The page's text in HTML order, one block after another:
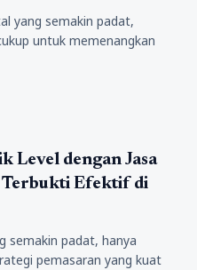
yang semakin padat,
untuk memenangkan
Level dengan Jasa
Terbukti Efektif di
semakin padat, hanya
pemasaran yang kuat